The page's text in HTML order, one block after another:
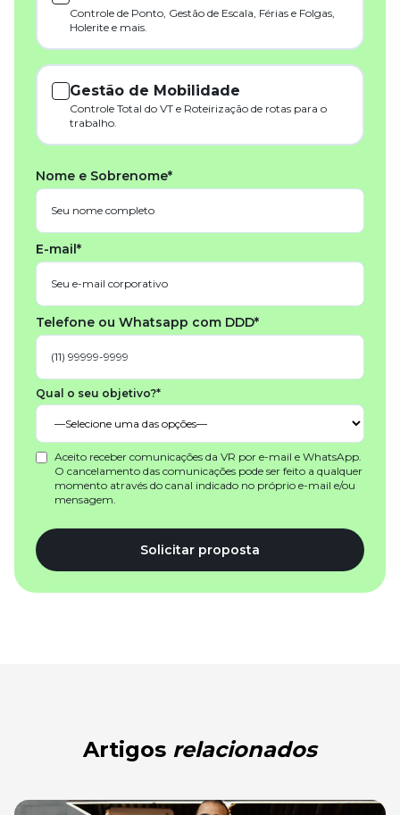
Controle de Ponto, Gestão de Escala, Férias e Folgas,
Holerite e mais.
Gestão de Mobilidade
Controle Total do VT e Roteirização de rotas para o
trabalho.
Nome e Sobrenome*
E-mail*
Telefone ou Whatsapp com DDD*
Qual o seu objetivo?*
Aceito receber comunicações da VR por e-mail e WhatsApp.
O cancelamento das comunicações pode ser feito a qualquer
momento através do canal indicado no próprio e-mail e/ou
mensagem.
Solicitar proposta
Artigos relacionados